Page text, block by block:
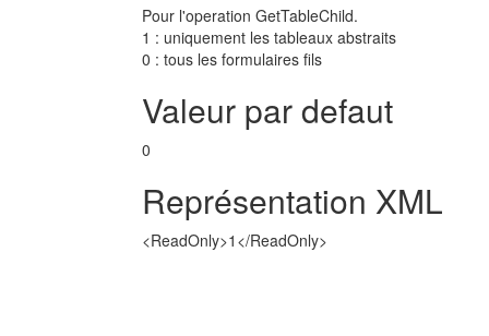
Pour l'operation GetTableChild.
1 : uniquement les tableaux abstraits
0 : tous les formulaires fils
Valeur par defaut
0
Représentation XML
<ReadOnly>1</ReadOnly>